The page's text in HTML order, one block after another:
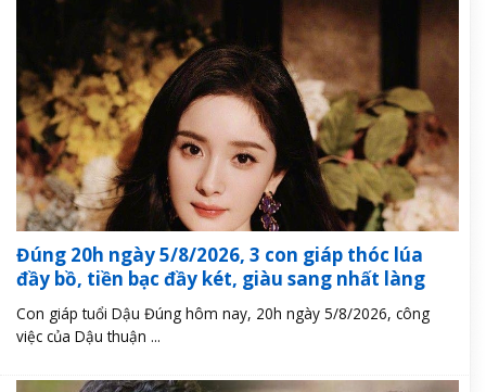
Đúng 20h ngày 5/8/2026, 3 con giáp thóc lúa
đầy bồ, tiền bạc đầy két, giàu sang nhất làng
Con giáp tuổi Dậu Đúng hôm nay, 20h ngày 5/8/2026, công
việc của Dậu thuận ...